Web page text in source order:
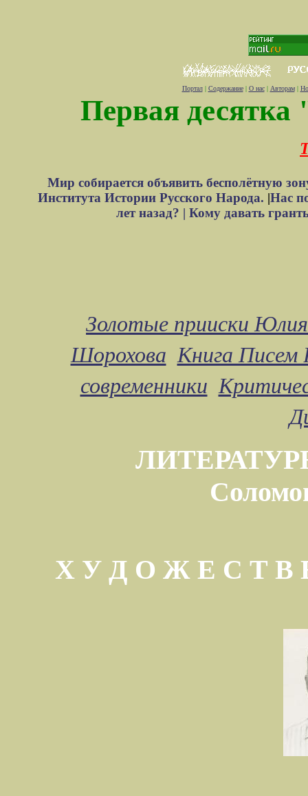
Портал| Содержание| О нас| Авторам|
Первая десятка
Мир собирается объявить бесполётную
Института Истории Русского Народа. |Нас
лет назад? | Кому давать
Золотые прииски
Шорохова Книга Писем
современники
Х У Д О Ж Е С Т